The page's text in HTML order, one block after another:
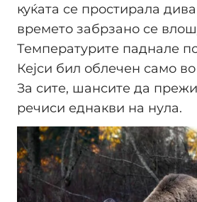
куќата се простирала
времето забрзано се
Температурите паднале
Кејси бил облечен само
За сите, шансите да
речиси еднакви на нула.